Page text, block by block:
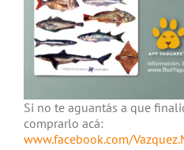
Si no te aguantás a que
comprarlo acá:
www.facebook.com/